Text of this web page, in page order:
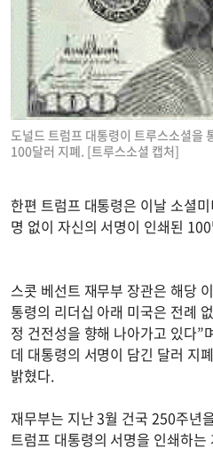
도널드 트럼프 대통령이 트루스소셜을
100달러 지폐. [트루스소셜 캡처]
한편 트럼프 대통령은 이날 소셜
명 없이 자신의 서명이 인쇄된
스콧 베선트 재무부 장관은 해당
통령의 리더십 아래 미국은 전례
정 건전성을 향해 나아가고 있다”
데 대통령의 서명이 담긴 달러 지
밝혔다.
재무부는 지난 3월 건국 250주년
트럼프 대통령의 서명을 인쇄하